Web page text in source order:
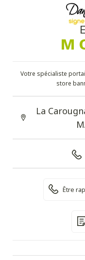
M
Votre spécialiste
store
La
Être